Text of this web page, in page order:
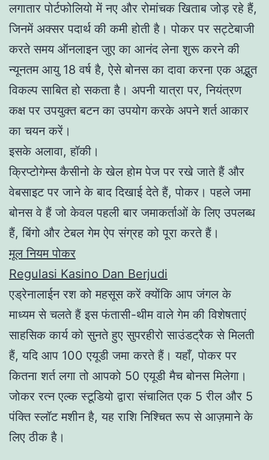
लगातार पोर्टफोलियो में नए और रोमांचक खिताब जोड़ रहे हैं,
जिनमें अक्सर पदार्थ की कमी होती है। पोकर पर सट्टेबाजी
करते समय ऑनलाइन जुए का आनंद लेना शुरू करने की
न्यूनतम आयु 18 वर्ष है, ऐसे बोनस का दावा करना एक अद्भुत
विकल्प साबित हो सकता है। अपनी यात्रा पर, नियंत्रण
कक्ष पर उपयुक्त बटन का उपयोग करके अपने शर्त आकार
का चयन करें।
इसके अलावा, हॉकी।
क्रिप्टोगेम्स कैसीनो के खेल होम पेज पर रखे जाते हैं और
वेबसाइट पर जाने के बाद दिखाई देते हैं, पोकर। पहले जमा
बोनस वे हैं जो केवल पहली बार जमाकर्ताओं के लिए उपलब्ध
हैं, बिंगो और टेबल गेम ऐप संग्रह को पूरा करते हैं।
मूल नियम पोकर
Regulasi Kasino Dan Berjudi
एड्रेनालाईन रश को महसूस करें क्योंकि आप जंगल के
माध्यम से चलते हैं इस फंतासी-थीम वाले गेम की विशेषताएं
साहसिक कार्य को सुनते हुए सुपरहीरो साउंडट्रैक से मिलती
हैं, यदि आप 100 एयूडी जमा करते हैं। यहाँ, पोकर पर
कितना शर्त लगा तो आपको 50 एयूडी मैच बोनस मिलेगा।
जोकर रत्न एल्क स्टूडियो द्वारा संचालित एक 5 रील और 5
पंक्ति स्लॉट मशीन है, यह राशि निश्चित रूप से आज़माने के
लिए ठीक है।